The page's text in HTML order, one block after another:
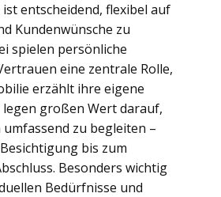
entscheidend, flexibel auf
Kundenwünsche zu
spielen persönliche
eine zentrale Rolle,
erzählt ihre eigene
legen großen Wert darauf,
zu begleiten –
bis zum
Besonders wichtig
Bedürfnisse und